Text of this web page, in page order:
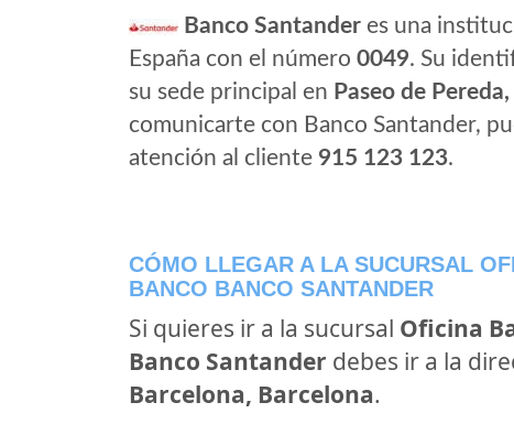
Banco Santander es una
España con el número 0049. Su
su sede principal en Paseo de
comunicarte con Banco Santander,
atención al cliente 915 123 123.
CÓMO LLEGAR A LA SUCURSAL
BANCO BANCO SANTANDER
Si quieres ir a la sucursal Oficina
Banco Santander debes ir a la
Barcelona, Barcelona.